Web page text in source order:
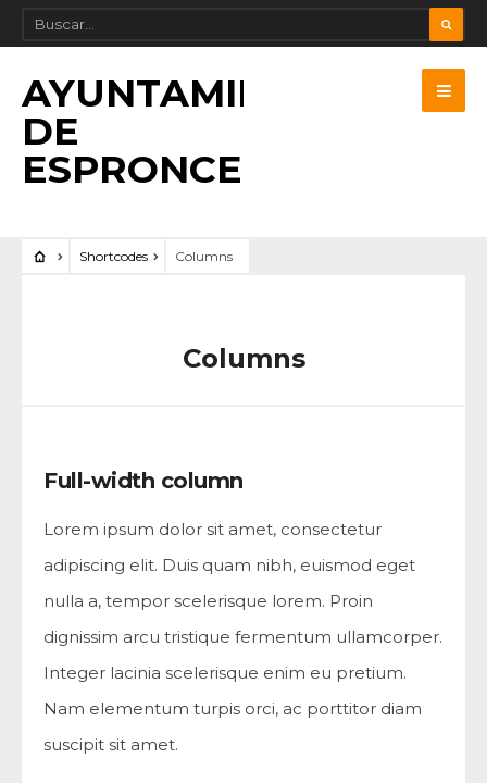
AYUNTAMIENTO
DE
ESPRONCEDA
Shortcodes Columns
Columns
Full-width column
Lorem ipsum dolor sit amet, consectetur
adipiscing elit. Duis quam nibh, euismod eget
nulla a, tempor scelerisque lorem. Proin
dignissim arcu tristique fermentum ullamcorper.
Integer lacinia scelerisque enim eu pretium.
Nam elementum turpis orci, ac porttitor diam
suscipit sit amet.